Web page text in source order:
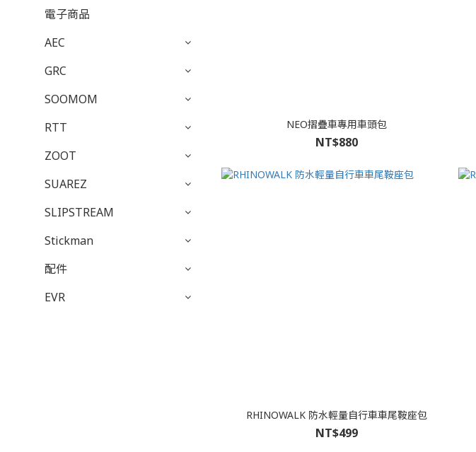
電子商品
AEC
GRC
SOOMOM
RTT
ZOOT
SUAREZ
SLIPSTREAM
Stickman
配件
EVR
NEO摺疊車專用車頭包
NT$880
RHINOWALK 防水輕量自行車車尾鞍座包
NT$499